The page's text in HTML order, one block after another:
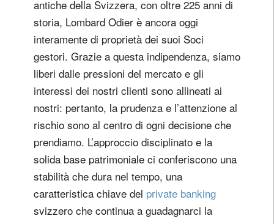
antiche della Svizzera, con oltre 225 anni di
storia, Lombard Odier è ancora oggi
interamente di proprietà dei suoi Soci
gestori. Grazie a questa indipendenza, siamo
liberi dalle pressioni del mercato e gli
interessi dei nostri clienti sono allineati ai
nostri: pertanto, la prudenza e l’attenzione al
rischio sono al centro di ogni decisione che
prendiamo. L’approccio disciplinato e la
solida base patrimoniale ci conferiscono una
stabilità che dura nel tempo, una
caratteristica chiave del private banking
svizzero che continua a guadagnarci la